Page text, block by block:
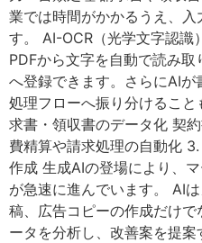
業では時間がかかるうえ、
す。 AI-OCR（光学文字認識
PDFから文字を自動で読み
へ登録できます。さらにAI
処理フローへ振り分けるこ
求書・領収書のデータ化 契
費精算や請求処理の自動化
作成 生成AIの登場により、
が急速に進んでいます。 AI
稿、広告コピーの作成だけ
ータを分析し、改善案を提